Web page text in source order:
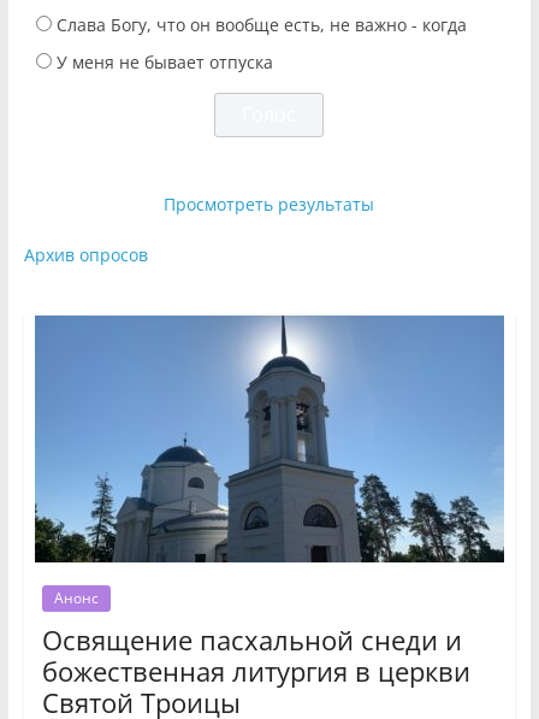
Слава Богу, что он вообще есть, не важно - когда
У меня не бывает отпуска
Просмотреть результаты
Архив опросов
Анонс
Освящение пасхальной снеди и
божественная литургия в церкви
Святой Троицы